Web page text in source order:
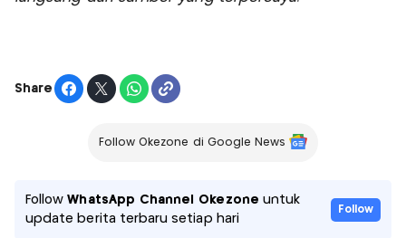
Share
Follow Okezone di Google News
FollowWhatsApp Channel Okezone untuk
update berita terbaru setiap hari
Follow